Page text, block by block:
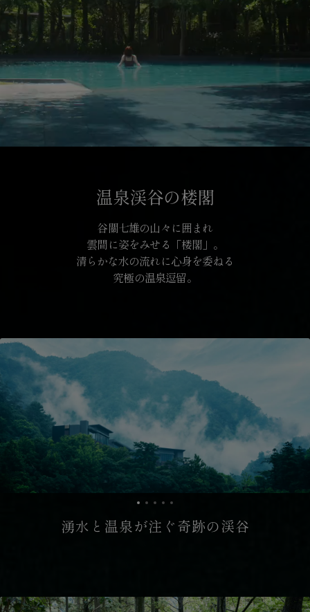
温泉渓谷の楼閣
谷關七雄の山々に囲まれ
雲間に姿をみせる「楼閣」。
清らかな水の流れに心身を委ねる
究極の温泉逗留。
湧水と温泉が注ぐ奇跡の渓谷